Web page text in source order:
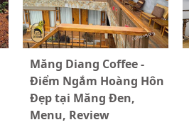
Măng Diang Coffee -
Điểm Ngắm Hoàng Hôn
Đẹp tại Măng Đen,
Menu, Review